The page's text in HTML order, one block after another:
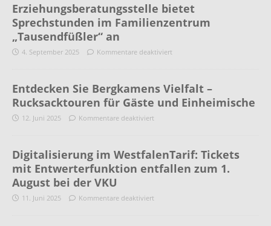
Erziehungsberatungsstelle bietet
Sprechstunden im Familienzentrum
„Tausendfüßler“ an
4. September 2025 Kommentare deaktiviert
Entdecken Sie Bergkamens Vielfalt –
Rucksacktouren für Gäste und Einheimische
12. Juni 2025 Kommentare deaktiviert
Digitalisierung im WestfalenTarif: Tickets
mit Entwerterfunktion entfallen zum 1.
August bei der VKU
11. Juni 2025 Kommentare deaktiviert